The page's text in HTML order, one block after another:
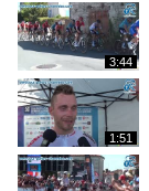
3:44
1:51